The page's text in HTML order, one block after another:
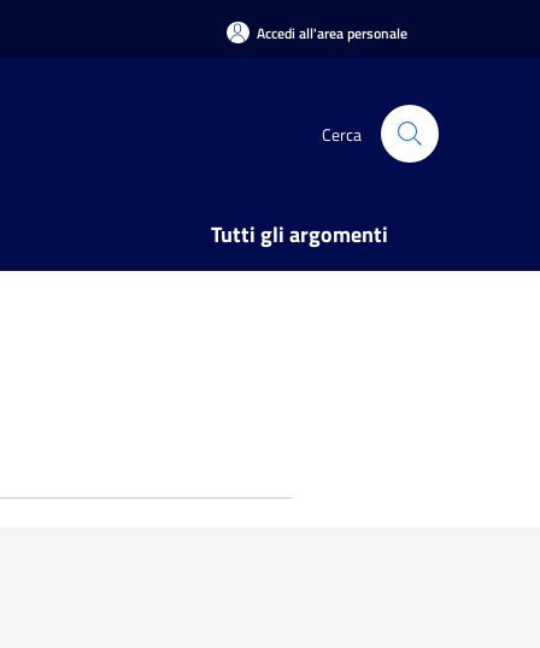
Accedi all'area personale
Cerca
Tutti gli argomenti